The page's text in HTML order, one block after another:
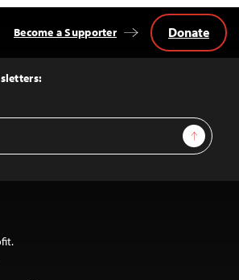
Sign Up
Become a Supporter Donate